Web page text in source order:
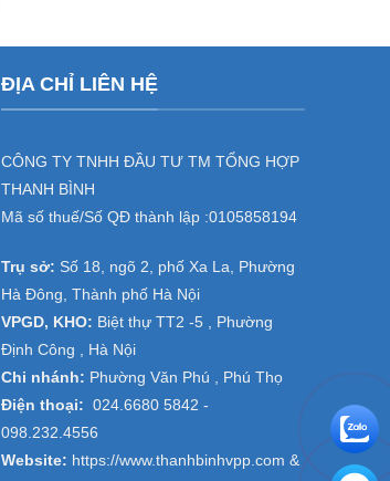
Thường
Hà
thuê
máy
Đồng
Hà
Bình
ĐỊA CHỈ LIÊN HỆ
CÔNG TY TNHH ĐẦU TƯ TM TỔNG HỢP
THANH BÌNH
Mã số thuế/Số QĐ thành lập :0105858194
Trụ sở: Số 18, ngõ 2, phố Xa La, Phường
Hà Đông, Thành phố Hà Nội
VPGD, KHO: Biệt thự TT2 -5 , Phường
Định Công , Hà Nội
Chi nhánh: Phường Văn Phú , Phú Thọ
Điện thoại: 024.6680 5842 -
098.232.4556
Website: https://www.thanhbinhvpp.com &